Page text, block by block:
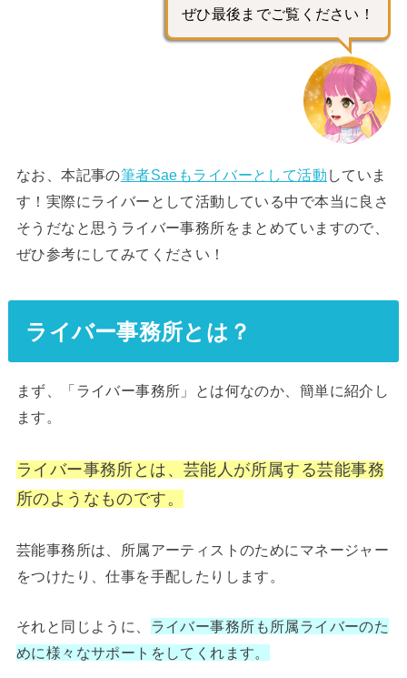
ぜひ最後までご覧ください！
なお、本記事の筆者Saeもライバーとして活動 していま
す！実際にライバーとして活動している中で本当に良さ
そうだなと思うライバー事務所をまとめていますので、
ぜひ参考にしてみてください！
ライバー事務所とは？
まず、「ライバー事務所」とは何なのか、簡単に紹介し
ます。
ライバー事務所とは、芸能人が所属する芸能事務
所のようなものです。
芸能事務所は、所属アーティストのためにマネージャー
をつけたり、仕事を手配したりします。
それと同じように、 ライバー事務所も所属ライバーのた
めに様々なサポートをしてくれます。